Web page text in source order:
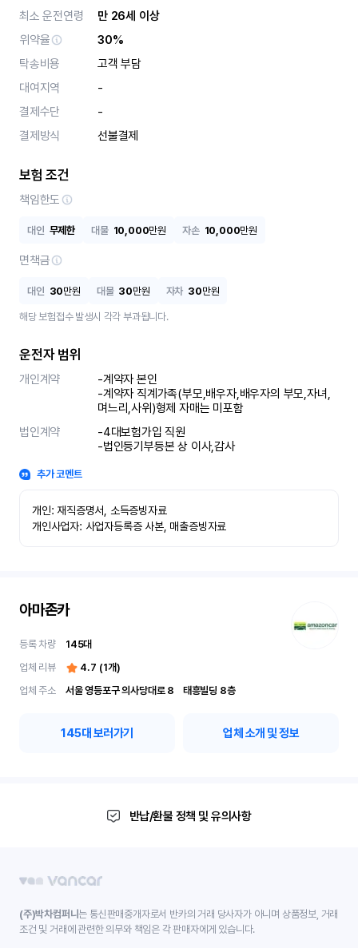
최소 운전연령
만 26세 이상
위약율
30%
탁송비용
고객 부담
대여지역
-
결제수단
-
결제방식
선불결제
보험 조건
책임한도
대인 무제한 대물 10,000만원 자손 10,000만원
면책금
대인 30만원 대물 30만원 자차 30만원
해당 보험접수 발생시 각각 부과됩니다.
운전자 범위
개인계약
-계약자 본인
-계약자 직계가족(부모,배우자,배우자의 부모,자녀,
며느리,사위)형제 자매는 미포함
법인계약
-4대보험가입 직원
-법인등기부등본 상 이사,감사
추가 코멘트
개인: 재직증명서, 소득증빙자료
개인사업자: 사업자등록증 사본, 매출증빙자료
아마존카
등록 차량 145대
업체 리뷰
4.7 (1개)
업체 주소
서울 영등포구 의사당대로 8	 태흥빌딩 8층
145대 보러가기 업체 소개 및 정보
반납/환불 정책 및 유의사항
(주)박차컴퍼니는 통신판매중개자로서 반카의 거래 당사자가 아니며 상품정보, 거래
조건 및 거래에 관련한 의무와 책임은 각 판매자에게 있습니다.